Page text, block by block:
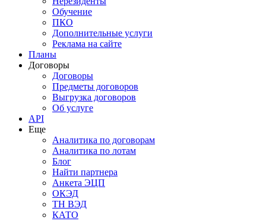
Обучение
ПКО
Дополнительные услуги
Реклама на сайте
Планы
Договоры
Договоры
Предметы договоров
Выгрузка договоров
Об услуге
API
Еще
Аналитика по договорам
Аналитика по лотам
Блог
Найти партнера
Анкета ЭЦП
ОКЭД
ТН ВЭД
КАТО